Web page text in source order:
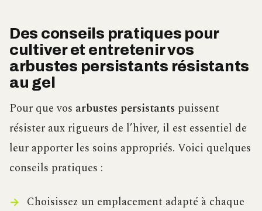
Des conseils pratiques pour
cultiver et entretenir vos
arbustes persistants résistants
au gel
Pour que vos arbustes persistants puissent
résister aux rigueurs de l’hiver, il est essentiel de
leur apporter les soins appropriés. Voici quelques
conseils pratiques :
Choisissez un emplacement adapté à chaque